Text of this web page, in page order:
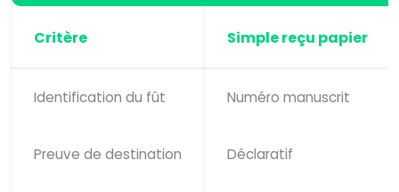
Critère Simple reçu papier
Identification du fût Numéro manuscrit
Preuve de destination Déclaratif